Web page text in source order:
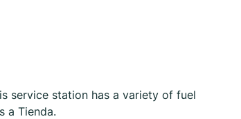
service station has a variety of fuel
a Tienda.